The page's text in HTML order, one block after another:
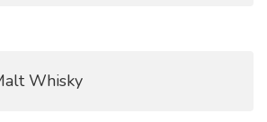
Whisky